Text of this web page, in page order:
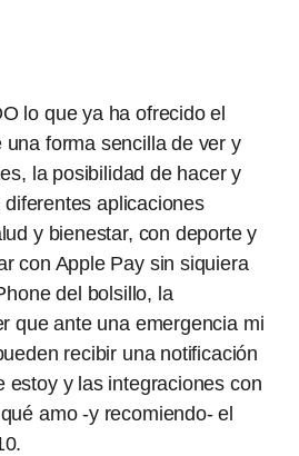
lo que ya ha ofrecido el
forma sencilla de ver y
la posibilidad de hacer y
aplicaciones
y bienestar, con deporte y
con Apple Pay sin siquiera
del bolsillo, la
que ante una emergencia mi
recibir una notificación
estoy y las integraciones con
amo -y recomiendo- el